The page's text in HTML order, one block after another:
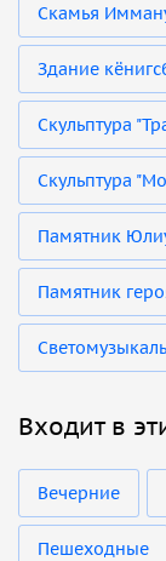
Скамья
Здание
Cкульптура
Cкульптура
Памятник
Памятник
Входит в
Вечерние
Пешеходные